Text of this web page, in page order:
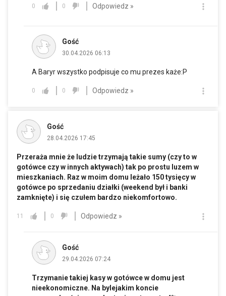
0 0 Odpowiedz »
Gość
30.04.2026 06:13
A Baryr wszystko podpisuje co mu prezes każe:P
0 0 Odpowiedz »
Gość
28.04.2026 17:45
Przeraża mnie że ludzie trzymają takie sumy (czy to w
gotówce czy w innych aktywach) tak po prostu luzem w
mieszkaniach. Raz w moim domu leżało 150 tysięcy w
gotówce po sprzedaniu działki (weekend był i banki
zamknięte) i się czułem bardzo niekomfortowo.
11 0 Odpowiedz »
Gość
29.04.2026 07:24
Trzymanie takiej kasy w gotówce w domu jest
nieekonomiczne. Na bylejakim koncie